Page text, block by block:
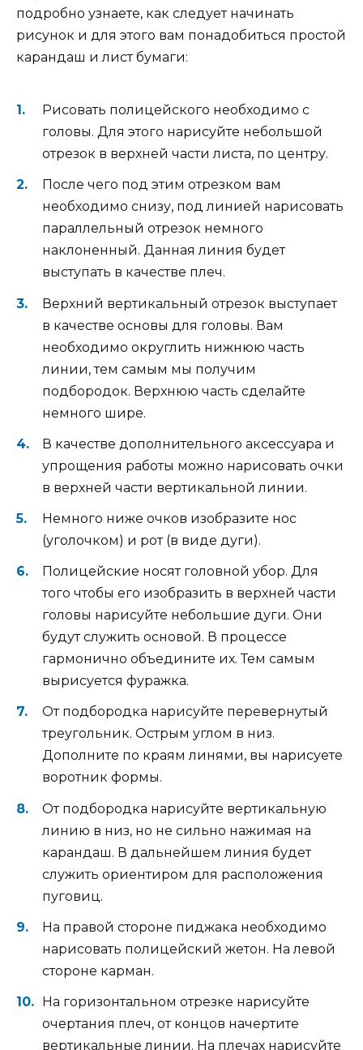
подробно узнаете, как следует начинать
рисунок и для этого вам понадобиться простой
карандаш и лист бумаги:
Рисовать полицейского необходимо с
головы. Для этого нарисуйте небольшой
отрезок в верхней части листа, по центру.
После чего под этим отрезком вам
необходимо снизу, под линией нарисовать
параллельный отрезок немного
наклоненный. Данная линия будет
выступать в качестве плеч.
Верхний вертикальный отрезок выступает
в качестве основы для головы. Вам
необходимо округлить нижнюю часть
линии, тем самым мы получим
подбородок. Верхнюю часть сделайте
немного шире.
В качестве дополнительного аксессуара и
упрощения работы можно нарисовать очки
в верхней части вертикальной линии.
Немного ниже очков изобразите нос
(уголочком) и рот (в виде дуги).
Полицейские носят головной убор. Для
того чтобы его изобразить в верхней части
головы нарисуйте небольшие дуги. Они
будут служить основой. В процессе
гармонично объедините их. Тем самым
вырисуется фуражка.
От подбородка нарисуйте перевернутый
треугольник. Острым углом в низ.
Дополните по краям линями, вы нарисуете
воротник формы.
От подбородка нарисуйте вертикальную
линию в низ, но не сильно нажимая на
карандаш. В дальнейшем линия будет
служить ориентиром для расположения
пуговиц.
На правой стороне пиджака необходимо
нарисовать полицейский жетон. На левой
стороне карман.
На горизонтальном отрезке нарисуйте
очертания плеч, от концов начертите
вертикальные линии. На плечах нарисуйте